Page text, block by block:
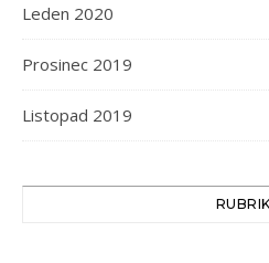
Leden 2020
Prosinec 2019
Listopad 2019